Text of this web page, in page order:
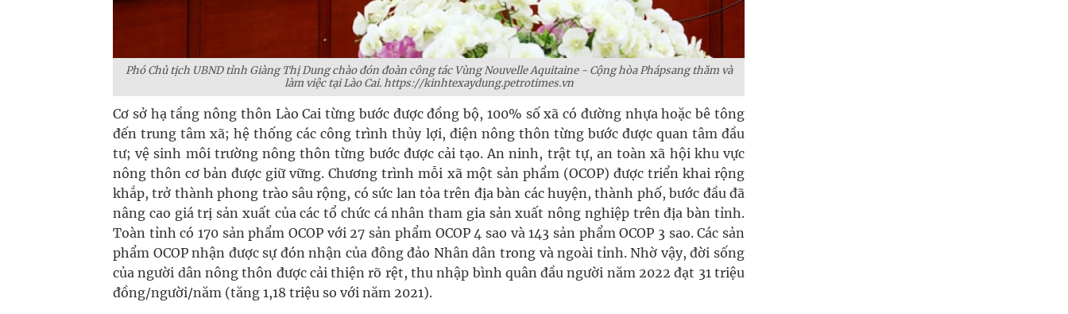
Phó Chủ tịch UBND tỉnh Giàng Thị Dung chào đón đoàn công tác Vùng Nouvelle Aquitaine - Cộng hòa Phápsang thăm và
làm việc tại Lào Cai. https://kinhtexaydung.petrotimes.vn
Cơ sở hạ tầng nông thôn Lào Cai từng bước được đồng bộ, 100% số xã có đường nhựa hoặc bê tông
đến trung tâm xã; hệ thống các công trình thủy lợi, điện nông thôn từng bước được quan tâm đầu
tư; vệ sinh môi trường nông thôn từng bước được cải tạo. An ninh, trật tự, an toàn xã hội khu vực
nông thôn cơ bản được giữ vững. Chương trình mỗi xã một sản phẩm (OCOP) được triển khai rộng
khắp, trở thành phong trào sâu rộng, có sức lan tỏa trên địa bàn các huyện, thành phố, bước đầu đã
nâng cao giá trị sản xuất của các tổ chức cá nhân tham gia sản xuất nông nghiệp trên địa bàn tỉnh.
Toàn tỉnh có 170 sản phẩm OCOP với 27 sản phẩm OCOP 4 sao và 143 sản phẩm OCOP 3 sao. Các sản
phẩm OCOP nhận được sự đón nhận của đông đảo Nhân dân trong và ngoài tỉnh. Nhờ vậy, đời sống
của người dân nông thôn được cải thiện rõ rệt, thu nhập bình quân đầu người năm 2022 đạt 31 triệu
đồng/người/năm (tăng 1,18 triệu so với năm 2021).